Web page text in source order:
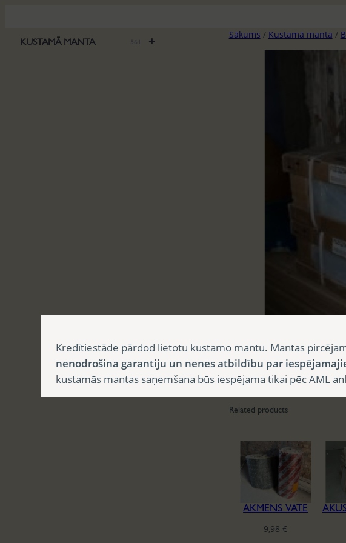
saturu
+
KUSTAMĀ MANTA
Sākums / Kustamā manta /
Related products
AKMENS VATE
9,98€
Kredītiestāde pārdod lietotu kustamo mantu. Mantas
nenodrošina garantiju un nenes atbildību par
kustamās mantas saņemšana būs iespējama tikai pēc AML